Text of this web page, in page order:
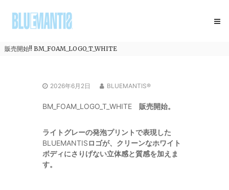
ツ
BLUEMANTIS
販売開始!! BM_FOAM_LOGO_T_WHITE
2026年6月2日 BLUEMANTIS®
BM_FOAM_LOGO_T_WHITE 販売開始。
ライトグレーの発泡プリントで表現した
BLUEMANTISロゴが、クリーンなホワイト
ボディにさりげない立体感と質感を加えま
す。